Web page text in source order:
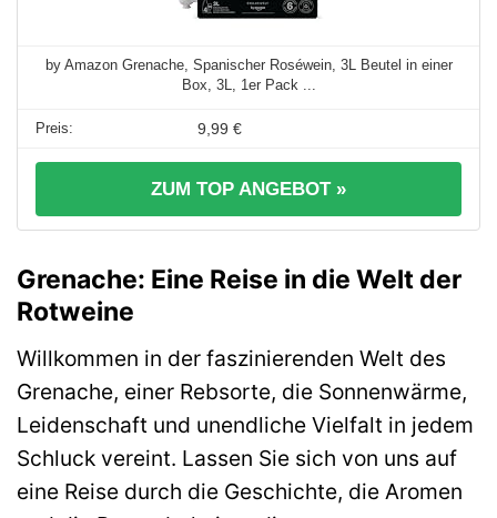
by Amazon Grenache, Spanischer Roséwein, 3L Beutel in einer
Box, 3L, 1er Pack ...
9,99 €
ZUM TOP ANGEBOT »
Grenache: Eine Reise in die Welt der
Rotweine
Willkommen in der faszinierenden Welt des
Grenache, einer Rebsorte, die Sonnenwärme,
Leidenschaft und unendliche Vielfalt in jedem
Schluck vereint. Lassen Sie sich von uns auf
eine Reise durch die Geschichte, die Aromen